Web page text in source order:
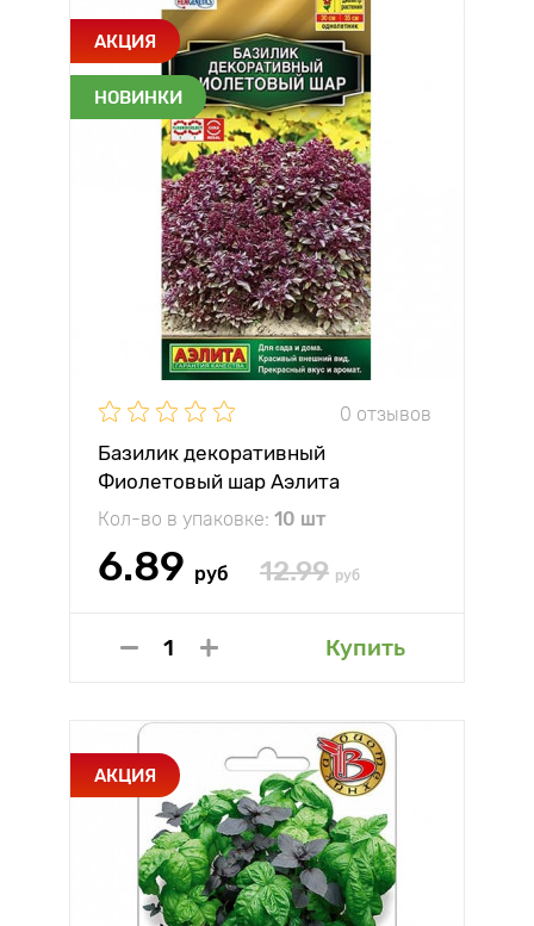
АКЦИЯ
НОВИНКИ
0 отзывов
Базилик декоративный
Фиолетовый шар Аэлита
Кол-во в упаковке: 10 шт
6.89 руб 12.99 руб
Купить
АКЦИЯ